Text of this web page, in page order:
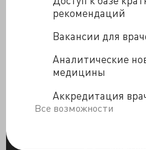
рекомендаций
Вакансии для
Аналитические
медицины
Аккредитация
Все возможности
здоровью
6. Фрагмент из фильма РЕН-